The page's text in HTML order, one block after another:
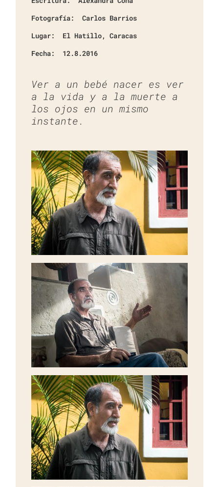
Fotografía:
Carlos Barrios
Lugar:
El Hatillo, Caracas
Fecha:
12.8.2016
Ver a un bebé nacer es ver
a la vida y a la muerte a
los ojos en un mismo
instante.